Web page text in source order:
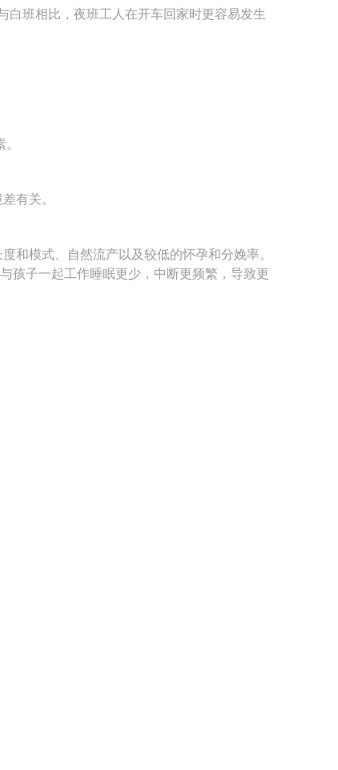
白班相比，夜班工人在开车回家时更容易发生
有关。
和模式、自然流产以及较低的怀孕和分娩率。
孩子一起工作睡眠更少，中断更频繁，导致更